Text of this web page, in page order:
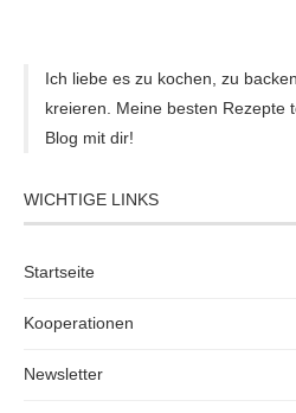
Ich liebe es zu kochen, zu
kreieren. Meine besten Rezepte
Blog mit dir!
WICHTIGE LINKS
Startseite
Kooperationen
Newsletter